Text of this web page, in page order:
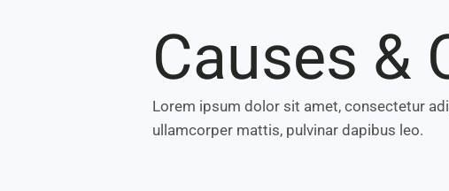
Causes &
Lorem ipsum dolor sit amet, consectetur
ullamcorper mattis, pulvinar dapibus leo.